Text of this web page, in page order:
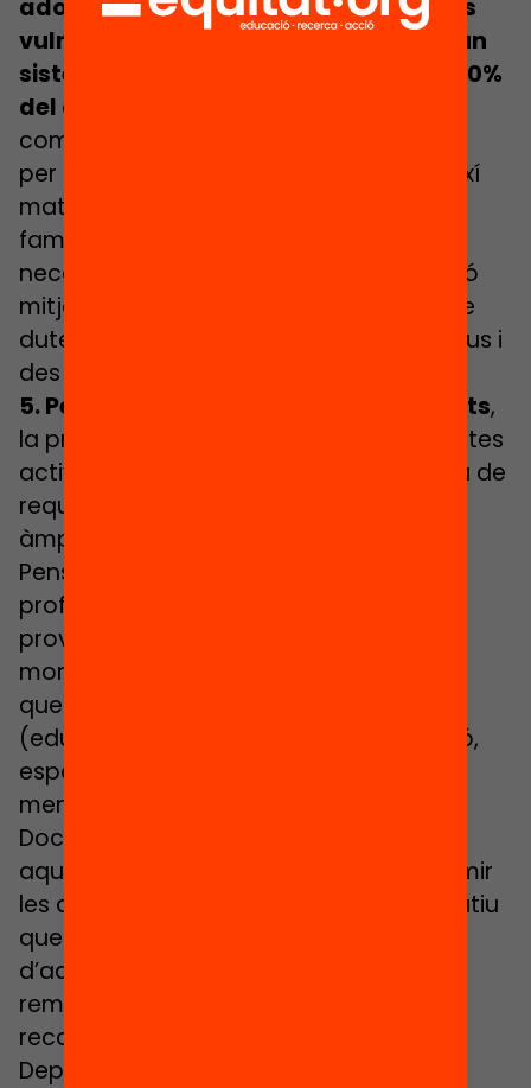
adolescents de famílies i entorns més
vulnerables
impulsar un
sistema de beques que cobreixin el 100%
del cost
complementaris (menjador i transport)
per a les famílies més desafavorides. Així
mateix, cal assegurar que aquestes
famílies disposen de tota la informació
necessària i motivar la seva participació
mitjançant accions de contacte directe
dutes a terme des dels centres educatius i
des dels serveis municipals.
5. Pel que fa als
professionals implicats,
la programació i realització de les distintes
activitats dels programes d’estiu hauria de
requerir la participació d’una diversitat
àmplia de professionals de l’educació.
Pensem aquí en tres categories de
professionals. D’una banda, aquells que
provenen del sector del lleure i el
monitoratge. D’altra banda, el personal
que s’aporti des dels ajuntaments
(educadors socials, tècnics d’integració,
especialistes, etc.). I finalment, però no
menys important, mestres i professors.
Docents que volguessin participar en
aquests programes i que podrien assumir
les activitats d’acompanyament educatiu
que s’hi incloguessin. La implicació
d’aquests docents hauria de poder ser
remunerada i comptar amb el
reconeixement i la certificació del
Departament d’Educació.